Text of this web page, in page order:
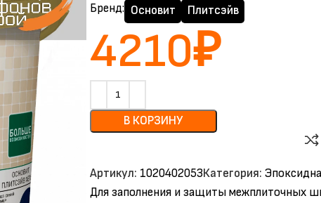
Бренд: Основит Плитсэйв
4210₽
В КОРЗИНУ
Артикул: 1020402053Категория:
Для заполнения и защиты межплиточных